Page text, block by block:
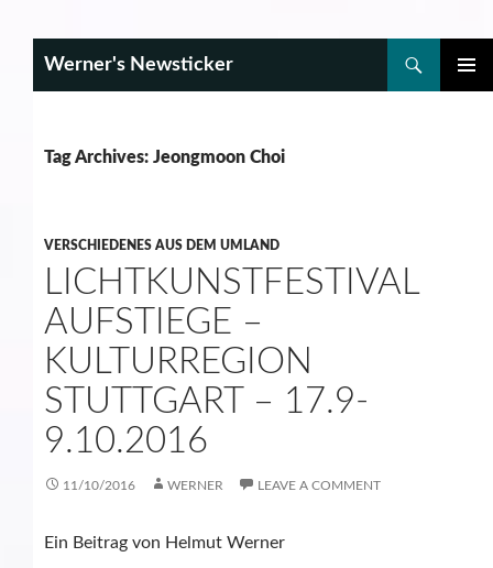
Werner's Newsticker
Tag Archives: Jeongmoon Choi
VERSCHIEDENES AUS DEM UMLAND
LICHTKUNSTFESTIVAL
AUFSTIEGE –
KULTURREGION
STUTTGART – 17.9-
9.10.2016
11/10/2016 WERNER LEAVE A COMMENT
Ein Beitrag von Helmut Werner